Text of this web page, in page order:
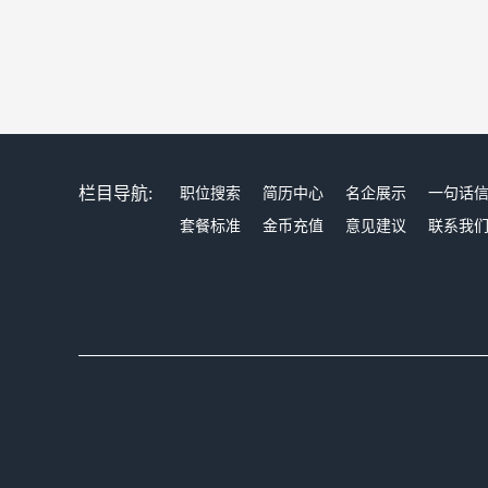
栏目导航: 职位搜索 简历中心 名企展示
一句话
套餐标准
金币充值 意见建议 联系我们